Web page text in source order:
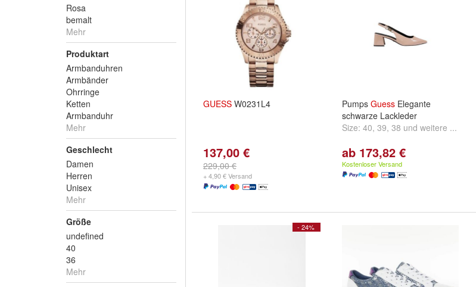
Rosa
bemalt
Mehr
Produktart
Armbanduhren
Armbänder
Ohrringe
Ketten
Armbanduhr
Mehr
Geschlecht
Damen
Herren
Unisex
Mehr
Größe
undefined
40
36
Mehr
GUESS W0231L4
137,00 €
229,00 €
+ 4,90 € Versand
Pumps Guess Elegante
schwarze Lackleder
Size: 40, 39, 38 und weitere ...
ab 173,82 €
Kostenloser Versand
- 24%